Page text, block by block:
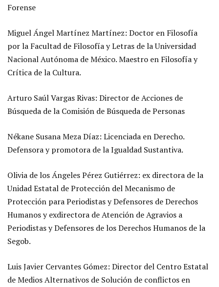
Forense
Miguel Ángel Martínez Martínez: Doctor en Filosofía
por la Facultad de Filosofía y Letras de la Universidad
Nacional Autónoma de México. Maestro en Filosofía y
Crítica de la Cultura.
Arturo Saúl Vargas Rivas: Director de Acciones de
Búsqueda de la Comisión de Búsqueda de Personas
Nékane Susana Meza Díaz: Licenciada en Derecho.
Defensora y promotora de la Igualdad Sustantiva.
Olivia de los Ángeles Pérez Gutiérrez: ex directora de la
Unidad Estatal de Protección del Mecanismo de
Protección para Periodistas y Defensores de Derechos
Humanos y exdirectora de Atención de Agravios a
Periodistas y Defensores de los Derechos Humanos de la
Segob.
Luis Javier Cervantes Gómez: Director del Centro Estatal
de Medios Alternativos de Solución de conflictos en